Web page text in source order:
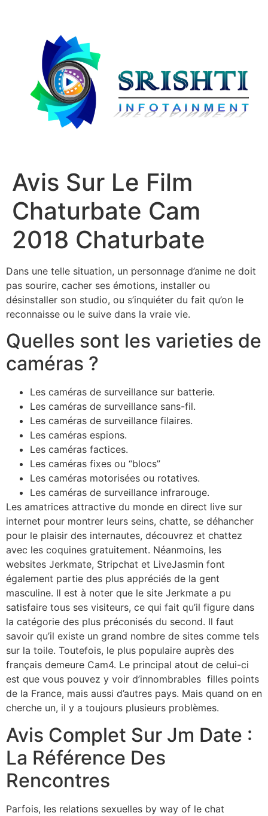
Avis Sur Le Film
Chaturbate Cam
2018 Chaturbate
Dans une telle situation, un personnage d’anime ne doit
pas sourire, cacher ses émotions, installer ou
désinstaller son studio, ou s’inquiéter du fait qu’on le
reconnaisse ou le suive dans la vraie vie.
Quelles sont les varieties de
caméras ?
Les caméras de surveillance sur batterie.
Les caméras de surveillance sans-fil.
Les caméras de surveillance filaires.
Les caméras espions.
Les caméras factices.
Les caméras fixes ou “blocs”
Les caméras motorisées ou rotatives.
Les caméras de surveillance infrarouge.
Les amatrices attractive du monde en direct live sur
internet pour montrer leurs seins, chatte, se déhancher
pour le plaisir des internautes, découvrez et chattez
avec les coquines gratuitement. Néanmoins, les
websites Jerkmate, Stripchat et LiveJasmin font
également partie des plus appréciés de la gent
masculine. Il est à noter que le site Jerkmate a pu
satisfaire tous ses visiteurs, ce qui fait qu’il figure dans
la catégorie des plus préconisés du second. Il faut
savoir qu’il existe un grand nombre de sites comme tels
sur la toile. Toutefois, le plus populaire auprès des
français demeure Cam4. Le principal atout de celui-ci
est que vous pouvez y voir d’innombrables filles points
de la France, mais aussi d’autres pays. Mais quand on en
cherche un, il y a toujours plusieurs problèmes.
Avis Complet Sur Jm Date :
La Référence Des
Rencontres
Parfois, les relations sexuelles by way of le chat